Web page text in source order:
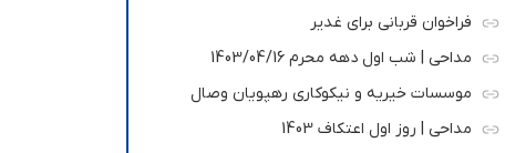
فراخوان قربانی برای غدیر
مداحی | شب اول دهه محرم 1403/04/16
موسسات خیریه و نیکوکاری رهپویان وصال
مداحی | روز اول اعتکاف 1403